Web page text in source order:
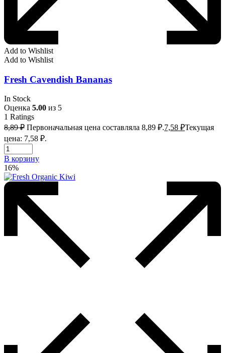
Add to Wishlist
Add to Wishlist
Fresh Cavendish Bananas
In Stock
Оценка 5.00 из 5
1 Ratings
8,89₽ Первоначальная цена составляла 8,89 ₽.7,58 ₽Текущая
цена: 7,58 ₽.
В корзину
16%